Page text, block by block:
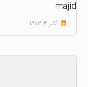
majid
آذر ۴, ۱۴۰۲